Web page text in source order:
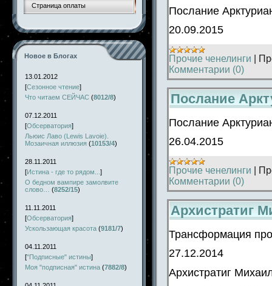
Страница оплаты
Новое в Блогах
13.01.2012
[Сезонное чтение]
Что читаем СЕЙЧАС (8012/8)
07.12.2011
[Обсерватория]
Льюис Лаво (Lewis Lavoie).
Мозаичная иллюзия (10153/4)
28.11.2011
[Истина - где то рядом... ]
О бедном вампире замолвите
слово…
(8252/15)
11.11.2011
[Обсерватория]
Ускользающая красота (9181/7)
04.11.2011
["Подписные" истины]
Моя "подписная" истина (7882/8)
Послание
20.09.2015
Прочие ченелинги
Комментарии (0)
Послание
Послание
26.04.2015
Прочие ченелинги
Комментарии (0)
Архистратиг
Трансформация
27.12.2014
Архистратиг